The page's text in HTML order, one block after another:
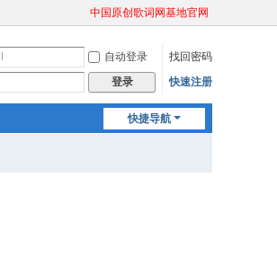
中国原创歌词网基地官网
自动登录
找回密码
登录 快速注册
快捷导航